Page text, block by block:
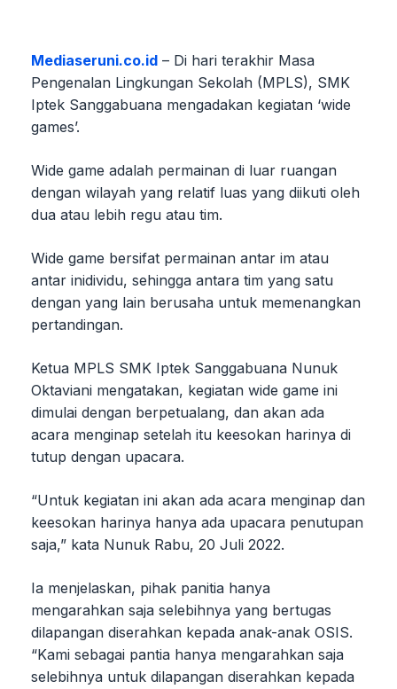
Mediaseruni.co.id – Di hari terakhir Masa
Pengenalan Lingkungan Sekolah (MPLS), SMK
Iptek Sanggabuana mengadakan kegiatan ‘wide
games’.
Wide game adalah permainan di luar ruangan
dengan wilayah yang relatif luas yang diikuti oleh
dua atau lebih regu atau tim.
Wide game bersifat permainan antar im atau
antar inidividu, sehingga antara tim yang satu
dengan yang lain berusaha untuk memenangkan
pertandingan.
Ketua MPLS SMK Iptek Sanggabuana Nunuk
Oktaviani mengatakan, kegiatan wide game ini
dimulai dengan berpetualang, dan akan ada
acara menginap setelah itu keesokan harinya di
tutup dengan upacara.
“Untuk kegiatan ini akan ada acara menginap dan
keesokan harinya hanya ada upacara penutupan
saja,” kata Nunuk Rabu, 20 Juli 2022.
Ia menjelaskan, pihak panitia hanya
mengarahkan saja selebihnya yang bertugas
dilapangan diserahkan kepada anak-anak OSIS.
“Kami sebagai pantia hanya mengarahkan saja
selebihnya untuk dilapangan diserahkan kepada